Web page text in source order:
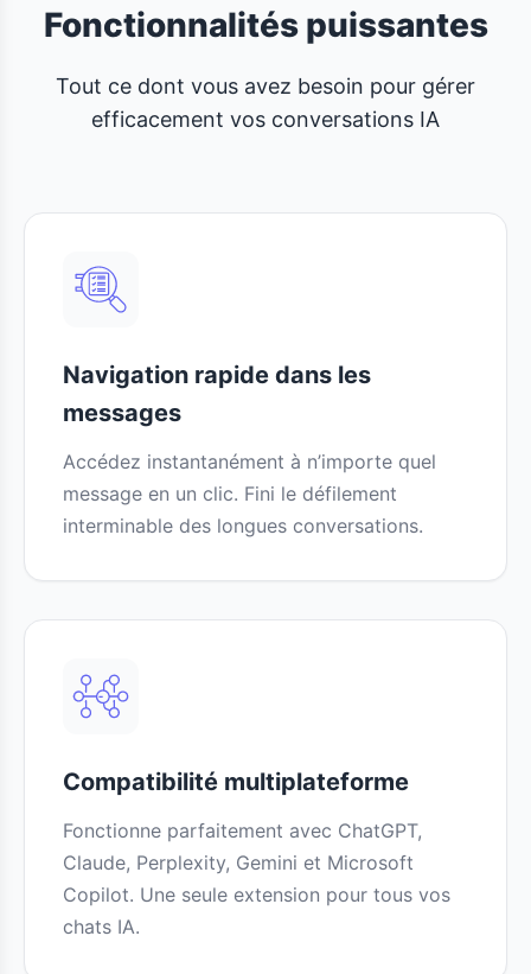
Fonctionnalités puissantes
Tout ce dont vous avez besoin pour gérer
efficacement vos conversations IA
Navigation rapide dans les
messages
Accédez instantanément à n’importe quel
message en un clic. Fini le défilement
interminable des longues conversations.
Compatibilité multiplateforme
Fonctionne parfaitement avec ChatGPT,
Claude, Perplexity, Gemini et Microsoft
Copilot. Une seule extension pour tous vos
chats IA.